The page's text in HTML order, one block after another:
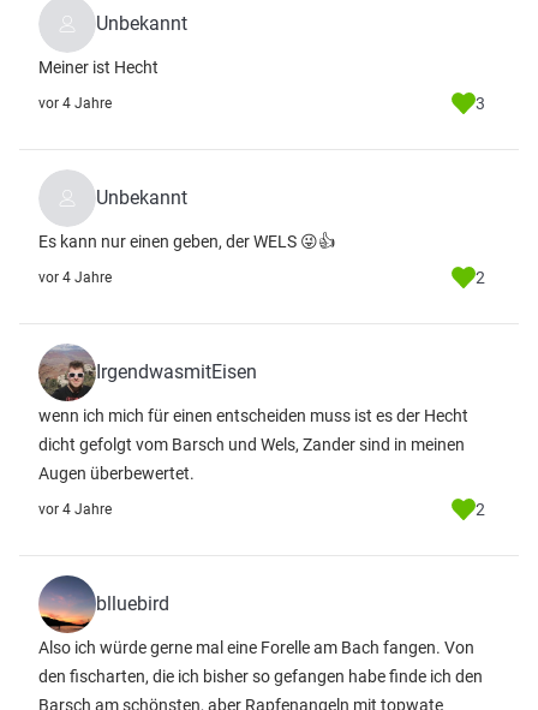
Unbekannt
Meiner ist Hecht
vor 4 Jahre 3
Unbekannt
Es kann nur einen geben, der WELS 😜👍
vor 4 Jahre 2
IrgendwasmitEisen
wenn ich mich für einen entscheiden muss ist es der Hecht
dicht gefolgt vom Barsch und Wels, Zander sind in meinen
Augen überbewertet.
vor 4 Jahre 2
blluebird
Also ich würde gerne mal eine Forelle am Bach fangen. Von
den fischarten, die ich bisher so gefangen habe finde ich den
Barsch am schönsten, aber Rapfenangeln mit topwate